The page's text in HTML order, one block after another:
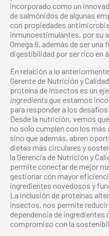
incorporado como un
de salmónidos de algunas
con propiedades
inmunoestimulantes, por su
Omega 6, además de ser una
digestibilidad por ser rico en
En relación a lo
Gerente de Nutrición y
proteína de insectos es un
ingredients que estamos
para responder a los
Desde la nutrición, vemos
no solo cumplen con los
sino que además, abren
dietas más circulares y
la Gerencia de Nutrición y
permite conectar de mejor
gestionar con mayor
ingredientes novedosos y
La inclusión de proteínas
insectos, nos permite
dependencia de
compromiso con la